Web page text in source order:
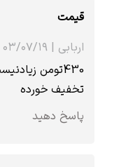
قیمت
اربابی | ۰۳/۰۷/۱۹
تخفیف خورده
پاسخ دهید